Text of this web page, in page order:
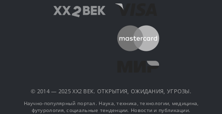
© 2014 — 2025 XX2 ВЕК. ОТКРЫТИЯ, ОЖИДАНИЯ, УГРОЗЫ.
Научно-популярный портал. Наука, техника, технологии, медицина,
футурология, социальные тенденции. Новости и публикации.